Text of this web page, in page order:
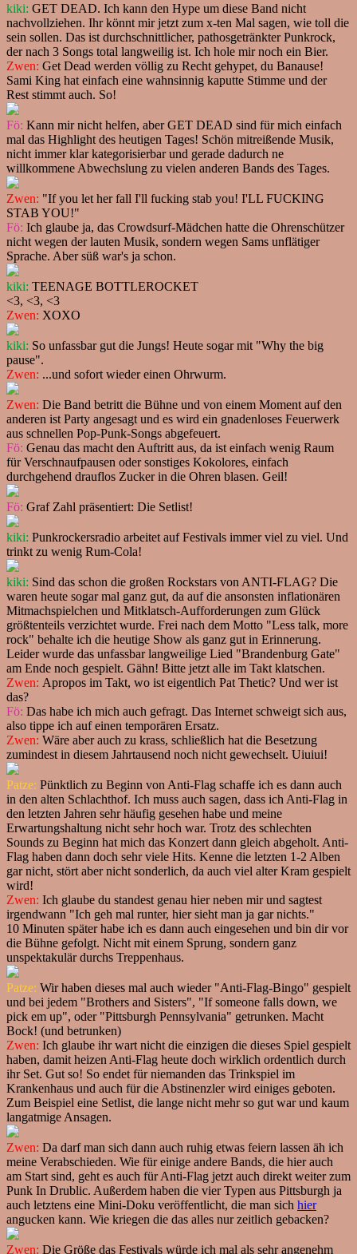
kiki: GET DEAD. Ich kann den Hype um diese Band nicht
nachvollziehen. Ihr könnt mir jetzt zum x-ten Mal sagen, wie toll die
sein sollen. Das ist durchschnittlicher, pathosgetränkter Punkrock,
der nach 3 Songs total langweilig ist. Ich hole mir noch ein Bier.
Zwen: Get Dead werden völlig zu Recht gehypet, du Banause!
Sami King hat einfach eine wahnsinnig kaputte Stimme und der
Rest stimmt auch. So!
Fö: Kann mir nicht helfen, aber GET DEAD sind für mich einfach
mal das Highlight des heutigen Tages! Schön mitreißende Musik,
nicht immer klar kategorisierbar und gerade dadurch ne
willkommene Abwechslung zu vielen anderen Bands des Tages.
Zwen: "If you let her fall I'll fucking stab you! I'LL FUCKING
STAB YOU!"
Fö: Ich glaube ja, das Crowdsurf-Mädchen hatte die Ohrenschützer
nicht wegen der lauten Musik, sondern wegen Sams unflätiger
Sprache. Aber süß war's ja schon.
kiki: TEENAGE BOTTLEROCKET
<3, <3, <3
Zwen: XOXO
kiki: So unfassbar gut die Jungs! Heute sogar mit "Why the big
pause".
Zwen: ...und sofort wieder einen Ohrwurm.
Zwen: Die Band betritt die Bühne und von einem Moment auf den
anderen ist Party angesagt und es wird ein gnadenloses Feuerwerk
aus schnellen Pop-Punk-Songs abgefeuert.
Fö: Genau das macht den Auftritt aus, da ist einfach wenig Raum
für Verschnaufpausen oder sonstiges Kokolores, einfach
durchgehend drauflos Zucker in die Ohren blasen. Geil!
Fö: Graf Zahl präsentiert: Die Setlist!
kiki: Punkrockersradio arbeitet auf Festivals immer viel zu viel. Und
trinkt zu wenig Rum-Cola!
kiki: Sind das schon die großen Rockstars von ANTI-FLAG? Die
waren heute sogar mal ganz gut, da auf die ansonsten inflationären
Mitmachspielchen und Mitklatsch-Aufforderungen zum Glück
größtenteils verzichtet wurde. Frei nach dem Motto "Less talk, more
rock" behalte ich die heutige Show als ganz gut in Erinnerung.
Leider wurde das unfassbar langweilige Lied "Brandenburg Gate"
am Ende noch gespielt. Gähn! Bitte jetzt alle im Takt klatschen.
Zwen: Apropos im Takt, wo ist eigentlich Pat Thetic? Und wer ist
das?
Fö: Das habe ich mich auch gefragt. Das Internet schweigt sich aus,
also tippe ich auf einen temporären Ersatz.
Zwen: Wäre aber auch zu krass, schließlich hat die Besetzung
zumindest in diesem Jahrtausend noch nicht gewechselt. Uiuiui!
Patze: Pünktlich zu Beginn von Anti-Flag schaffe ich es dann auch
in den alten Schlachthof. Ich muss auch sagen, dass ich Anti-Flag in
den letzten Jahren sehr häufig gesehen habe und meine
Erwartungshaltung nicht sehr hoch war. Trotz des schlechten
Sounds zu Beginn hat mich das Konzert dann gleich abgeholt. Anti-
Flag haben dann doch sehr viele Hits. Kenne die letzten 1-2 Alben
gar nicht, stört aber nicht sonderlich, da auch viel alter Kram gespielt
wird!
Zwen: Ich glaube du standest genau hier neben mir und sagtest
irgendwann "Ich geh mal runter, hier sieht man ja gar nichts."
10 Minuten später habe ich es dann auch eingesehen und bin dir vor
die Bühne gefolgt. Nicht mit einem Sprung, sondern ganz
unspektakulär durchs Treppenhaus.
Patze: Wir haben dieses mal auch wieder "Anti-Flag-Bingo" gespielt
und bei jedem "Brothers and Sisters", "If someone falls down, we
pick em up", oder "Pittsburgh Pennsylvania" getrunken. Macht
Bock! (und betrunken)
Zwen: Ich glaube ihr wart nicht die einzigen die dieses Spiel gespielt
haben, damit heizen Anti-Flag heute doch wirklich ordentlich durch
ihr Set. Gut so! So endet für niemanden das Trinkspiel im
Krankenhaus und auch für die Abstinenzler wird einiges geboten.
Zum Beispiel eine Setlist, die lange nicht mehr so gut war und kaum
langatmige Ansagen.
Zwen: Da darf man sich dann auch ruhig etwas feiern lassen äh ich
meine Verabschieden. Wie für einige andere Bands, die hier auch
am Start sind, geht es auch für Anti-Flag jetzt auch direkt weiter zum
Punk In Drublic. Außerdem haben die vier Typen aus Pittsburgh ja
auch letztens eine Mini-Doku veröffentlicht, die man sich hier
angucken kann. Wie kriegen die das alles nur zeitlich gebacken?
Zwen: Die Größe das Festivals würde ich mal als sehr angenehm